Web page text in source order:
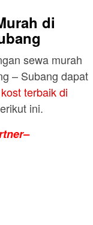
di
sewa murah
– Subang dapat
terbaik di
ini.